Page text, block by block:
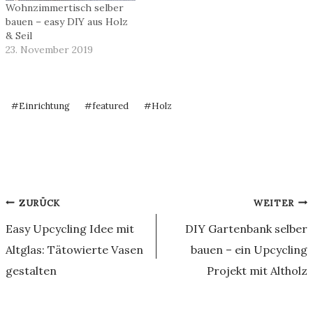
Wohnzimmertisch selber
bauen – easy DIY aus Holz
& Seil
23. November 2019
Schlagworte:
#Einrichtung #featured #Holz
Beitragsnavigation
ZURÜCK
Easy Upcycling Idee mit
Altglas: Tätowierte Vasen
gestalten
WEITER
DIY Gartenbank selber
bauen – ein Upcycling
Projekt mit Altholz